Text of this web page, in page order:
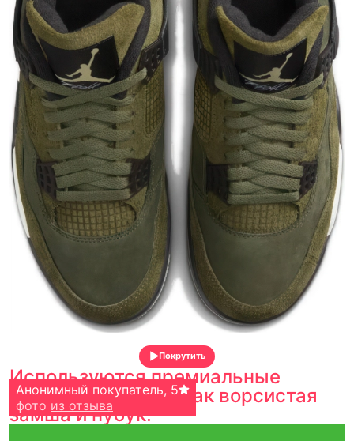
Покрутить
Используются премиальные
материалы, такие как ворсистая
замша и нубук.
старый бох 5
фото из отзыва
Анонимный покупатель, 5
фото из отзыва